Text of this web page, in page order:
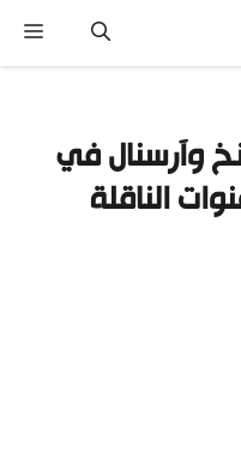
وآرسنال في
الناقلة